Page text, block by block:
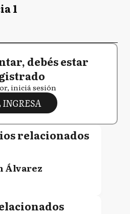
1
debés estar
iniciá sesión
INGRESA
relacionados
Álvarez